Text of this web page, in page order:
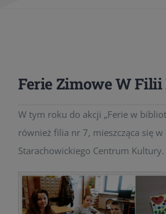
Ferie Zimowe W Filii
W tym roku do akcji „Ferie w
również filia nr 7, mieszcząca się
Starachowickiego Centrum Kultury.